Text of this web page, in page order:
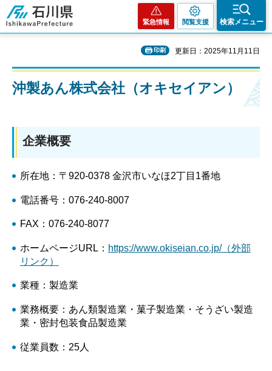
石川県
緊急情報 閲覧支援 検索メニュー
印刷 更新日：2025年11月11日
沖製あん株式会社（オキセイアン）
企業概要
所在地：〒920-0378 金沢市いなほ2丁目1番地
電話番号：076-240-8007
FAX：076-240-8077
ホームページURL： https://www.okiseian.co.jp/（外部
リンク）
業種：製造業
業務概要：あん類製造業・菓子製造業・そうざい製造
業・密封包装食品製造業
従業員数：25人